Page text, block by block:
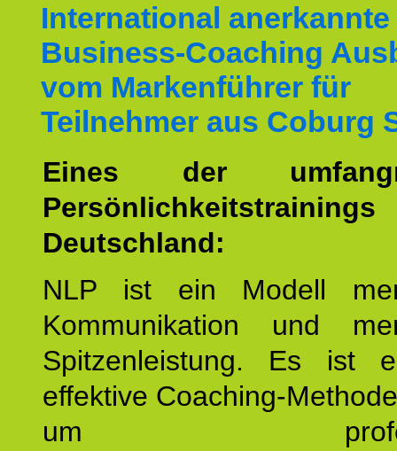
International anerkannte
Business-Coaching
vom Markenführer für
Teilnehmer aus Coburg
Eines der
Deutschland:
NLP ist ein Modell
Kommunikation und
Spitzenleistung. Es ist
effektive Coaching-
um